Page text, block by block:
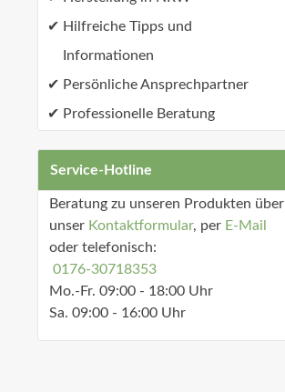
Hilfreiche Tipps und
Informationen
Persönliche Ansprechpartner
Professionelle Beratung
Service-Hotline
Beratung zu unseren Produkten über
unser Kontaktformular, per E-Mail
oder telefonisch:
0176-30718353
Mo.-Fr. 09:00 - 18:00 Uhr
Sa. 09:00 - 16:00 Uhr